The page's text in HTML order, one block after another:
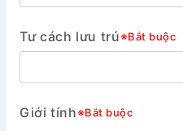
Tư cách lưu trú※Bắt buộc
Giới tính※Bắt buộc